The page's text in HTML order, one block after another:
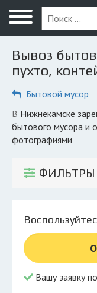
Главная
Вопрос юристу
Компании
КОМПАНИЯМ
© 2026 Все права
Вывоз
пухто,
Бытовой мусор
в Нижнекамске зарегистрирована 1 компания по вывозу
бытового мусора и
фотографиями
ФИЛЬТРЫ
Вашу заявку